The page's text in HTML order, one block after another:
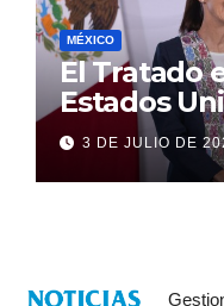
MÉXICO
El Tratado
Estados
MEC) se
2036:
Sheinbaum
3 DE JULIO DE